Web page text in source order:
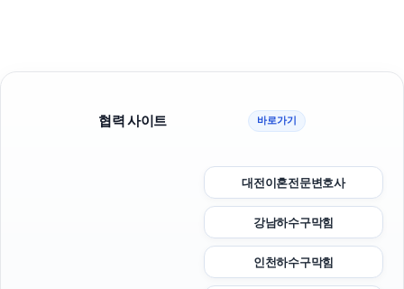
협력 사이트 바로가기
대전이혼전문변호사
강남하수구막힘
인천하수구막힘